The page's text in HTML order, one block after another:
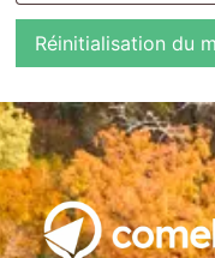
Réinitialisation du